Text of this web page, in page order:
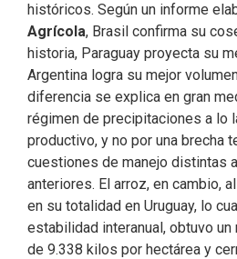
históricos. Según un informe
Agrícola, Brasil confirma su
historia, Paraguay proyecta su
Argentina logra su mejor
diferencia se explica en gran
régimen de precipitaciones a lo
productivo, y no por una brecha
cuestiones de manejo distintas
anteriores. El arroz, en cambio,
en su totalidad en Uruguay, lo
estabilidad interanual, obtuvo
de 9.338 kilos por hectárea y